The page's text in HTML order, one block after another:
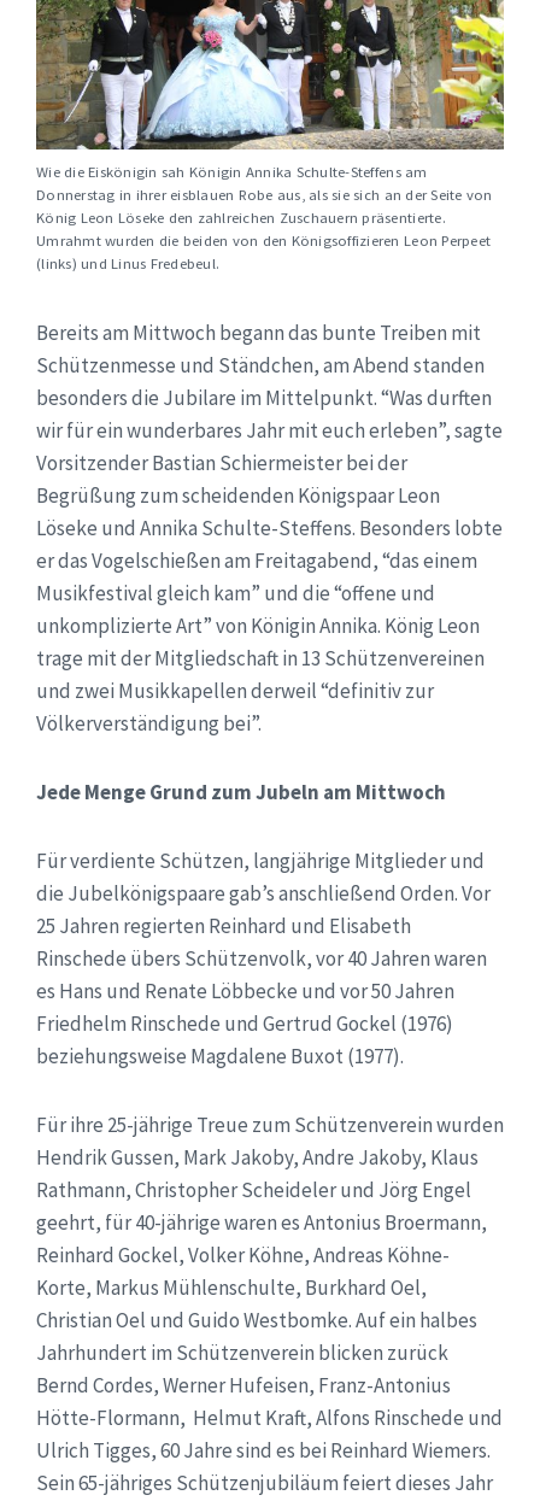
Wie die Eiskönigin sah Königin Annika Schulte-Steffens am
Donnerstag in ihrer eisblauen Robe aus, als sie sich an der Seite von
König Leon Löseke den zahlreichen Zuschauern präsentierte.
Umrahmt wurden die beiden von den Königsoffizieren Leon Perpeet
(links) und Linus Fredebeul.
Bereits am Mittwoch begann das bunte Treiben mit
Schützenmesse und Ständchen, am Abend standen
besonders die Jubilare im Mittelpunkt. “Was durften
wir für ein wunderbares Jahr mit euch erleben”, sagte
Vorsitzender Bastian Schiermeister bei der
Begrüßung zum scheidenden Königspaar Leon
Löseke und Annika Schulte-Steffens. Besonders lobte
er das Vogelschießen am Freitagabend, “das einem
Musikfestival gleich kam” und die “offene und
unkomplizierte Art” von Königin Annika. König Leon
trage mit der Mitgliedschaft in 13 Schützenvereinen
und zwei Musikkapellen derweil “definitiv zur
Völkerverständigung bei”.
Jede Menge Grund zum Jubeln am Mittwoch
Für verdiente Schützen, langjährige Mitglieder und
die Jubelkönigspaare gab’s anschließend Orden. Vor
25 Jahren regierten Reinhard und Elisabeth
Rinschede übers Schützenvolk, vor 40 Jahren waren
es Hans und Renate Löbbecke und vor 50 Jahren
Friedhelm Rinschede und Gertrud Gockel (1976)
beziehungsweise Magdalene Buxot (1977).
Für ihre 25-jährige Treue zum Schützenverein wurden
Hendrik Gussen, Mark Jakoby, Andre Jakoby, Klaus
Rathmann, Christopher Scheideler und Jörg Engel
geehrt, für 40-jährige waren es Antonius Broermann,
Reinhard Gockel, Volker Köhne, Andreas Köhne-
Korte, Markus Mühlenschulte, Burkhard Oel,
Christian Oel und Guido Westbomke. Auf ein halbes
Jahrhundert im Schützenverein blicken zurück
Bernd Cordes, Werner Hufeisen, Franz-Antonius
Hötte-Flormann, Helmut Kraft, Alfons Rinschede und
Ulrich Tigges, 60 Jahre sind es bei Reinhard Wiemers.
Sein 65-jähriges Schützenjubiläum feiert dieses Jahr